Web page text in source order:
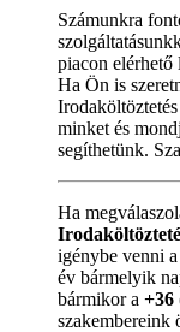
Számunkra
piacon elérhető
Ha Ön is
minket és
segíthetünk.
Ha
igénybe venni
év bármelyik
bármikor a +36
szakembereink